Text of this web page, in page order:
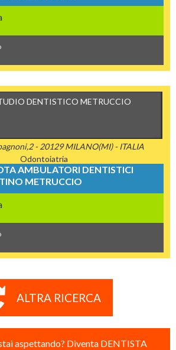
DENTISTICO METRUCCIO
- 20129 MILANO(MI) - ITALIA
Odontoiatria
AMBULATORI DENTISTICI
METRUCCIO
ALTRA RICERCA
aspettando? Diventa DENTISTA